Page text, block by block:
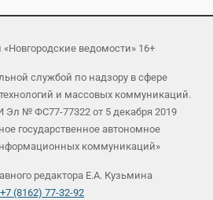
ведомости» 16+
службой по надзору в сфере
и массовых коммуникаций.
Эл № ФС77-77322 от 5 декабря 2019
государственное автономное
коммуникаций»
редактора Е.А. Кузьмина
+7 (8162) 77-32-92